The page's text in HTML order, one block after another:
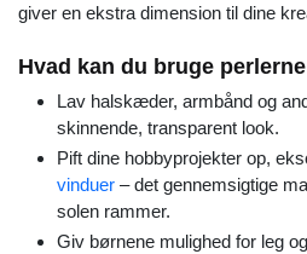
giver en ekstra dimension til dine
Hvad kan du bruge
Lav halskæder, armbånd og
skinnende, transparent look.
Pift dine hobbyprojekter op,
vinduer – det gennemsigtige
solen rammer.
Giv børnene mulighed for leg